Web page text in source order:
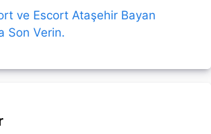
ve Escort Ataşehir Bayan
Son Verin.